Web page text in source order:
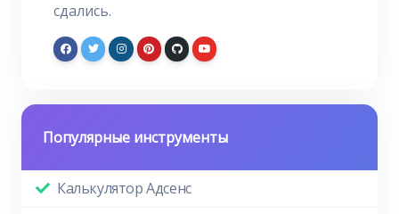
сдались.
Популярные инструменты
Калькулятор Адсенс